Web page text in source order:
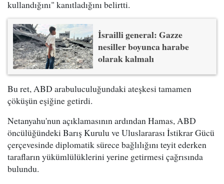
kullandığını" kanıtladığını belirtti.
İsrailli general: Gazze
nesiller boyunca harabe
olarak kalmalı
Bu ret, ABD arabuluculuğundaki ateşkesi tamamen
çöküşün eşiğine getirdi.
Netanyahu'nun açıklamasının ardından Hamas, ABD
öncülüğündeki Barış Kurulu ve Uluslararası İstikrar Gücü
çerçevesinde diplomatik sürece bağlılığını teyit ederken
tarafların yükümlülüklerini yerine getirmesi çağrısında
bulundu.